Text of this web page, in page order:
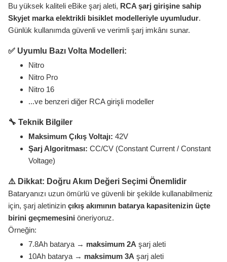
Bu yüksek kaliteli eBike şarj aleti, RCA şarj girişine sahip
Skyjet marka elektrikli bisiklet modelleriyle uyumludur.
Günlük kullanımda güvenli ve verimli şarj imkânı sunar.
✅ Uyumlu Bazı Volta Modelleri:
Nitro
Nitro Pro
Nitro 16
...ve benzeri diğer RCA girişli modeller
🔧 Teknik Bilgiler
Maksimum Çıkış Voltajı: 42V
Şarj Algoritması: CC/CV (Constant Current / Constant
Voltage)
⚠️ Dikkat: Doğru Akım Değeri Seçimi Önemlidir
Bataryanızı uzun ömürlü ve güvenli bir şekilde kullanabilmeniz
için, şarj aletinizin çıkış akımının batarya kapasitenizin üçte
birini geçmemesini öneriyoruz.
Örneğin:
7.8Ah batarya → maksimum 2A şarj aleti
10Ah batarya → maksimum 3A şarj aleti